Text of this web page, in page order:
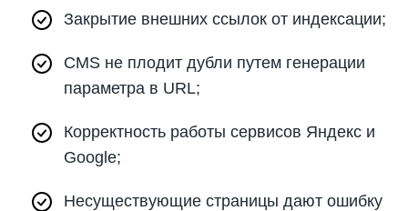
Закрытие внешних ссылок от индексации;
CMS не плодит дубли путем генерации
параметра в URL;
Корректность работы сервисов Яндекс и
Google;
Несуществующие страницы дают ошибку